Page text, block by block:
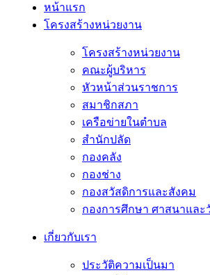
หน้าแรก
โครงสร้างหน่วยงาน
โครงสร้างหน่วยงาน
คณะผู้บริหาร
หัวหน้าส่วนราชการ
สมาชิกสภา
เครือข่ายในตำบล
สำนักปลัด
กองคลัง
กองช่าง
กองสวัสดิการและสังคม
กองการศึกษา ศาสนาแล
เกี่ยวกับเรา
ประวัติความเป็นมา